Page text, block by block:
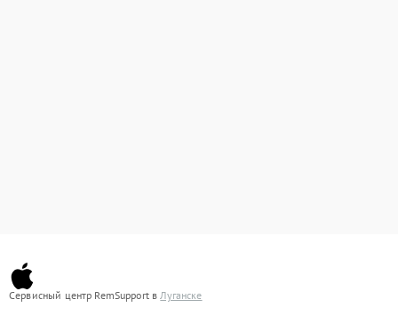
Сервисный центр RemSupport вЛуганске